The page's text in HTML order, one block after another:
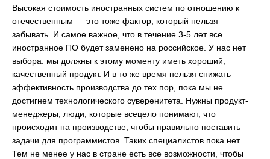
Высокая стоимость иностранных систем по отношению к
отечественным — это тоже фактор, который нельзя
забывать. И самое важное, что в течение 3-5 лет все
иностранное ПО будет заменено на российское. У нас нет
выбора: мы должны к этому моменту иметь хороший,
качественный продукт. И в то же время нельзя снижать
эффективность производства до тех пор, пока мы не
достигнем технологического суверенитета. Нужны продукт-
менеджеры, люди, которые всецело понимают, что
происходит на производстве, чтобы правильно поставить
задачи для программистов. Таких специалистов пока нет.
Тем не менее у нас в стране есть все возможности, чтобы